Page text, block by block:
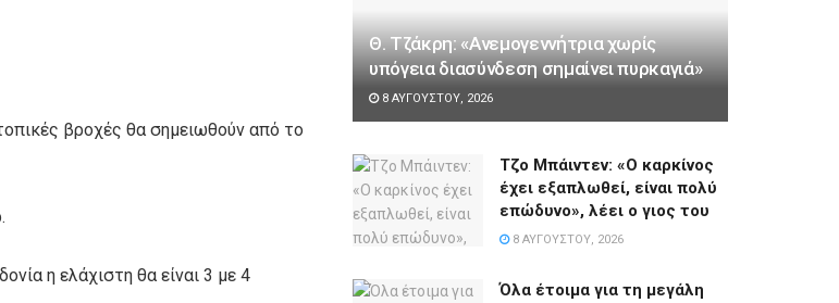
βροχές θα σημειωθούν από το
η ελάχιστη θα είναι 3 με 4
Θ. Τζάκρη: «Ανεμογεννήτρια χωρίς
υπόγεια διασύνδεση σημαίνει πυρκαγιά»
8 ΑΥΓΟΎΣΤΟΥ, 2026
Τζο Μπάιντεν: «Ο καρκίνος
έχει εξαπλωθεί, είναι πολύ
επώδυνο», λέει ο γιος του
8 ΑΥΓΟΎΣΤΟΥ, 2026
Όλα έτοιμα για τη μεγάλη